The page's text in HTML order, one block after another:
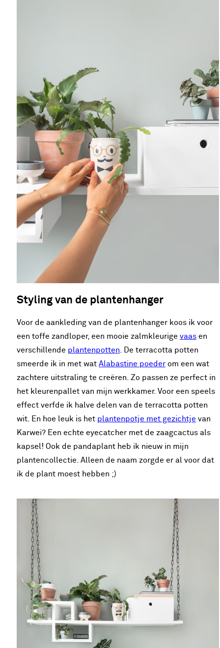
Styling van de plantenhanger
Voor de aankleding van de plantenhanger koos ik voor
een toffe zandloper, een mooie zalmkleurige vaas en
verschillende plantenpotten . De terracotta potten
smeerde ik in met wat Alabastine poeder om een wat
zachtere uitstraling te creëren. Zo passen ze perfect in
het kleurenpallet van mijn werkkamer. Voor een speels
effect verfde ik halve delen van de terracotta potten
wit. En hoe leuk is het plantenpotje met gezichtje van
Karwei? Een echte eyecatcher met de zaagcactus als
kapsel! Ook de pandaplant heb ik nieuw in mijn
plantencollectie. Alleen de naam zorgde er al voor dat
ik de plant moest hebben ;)